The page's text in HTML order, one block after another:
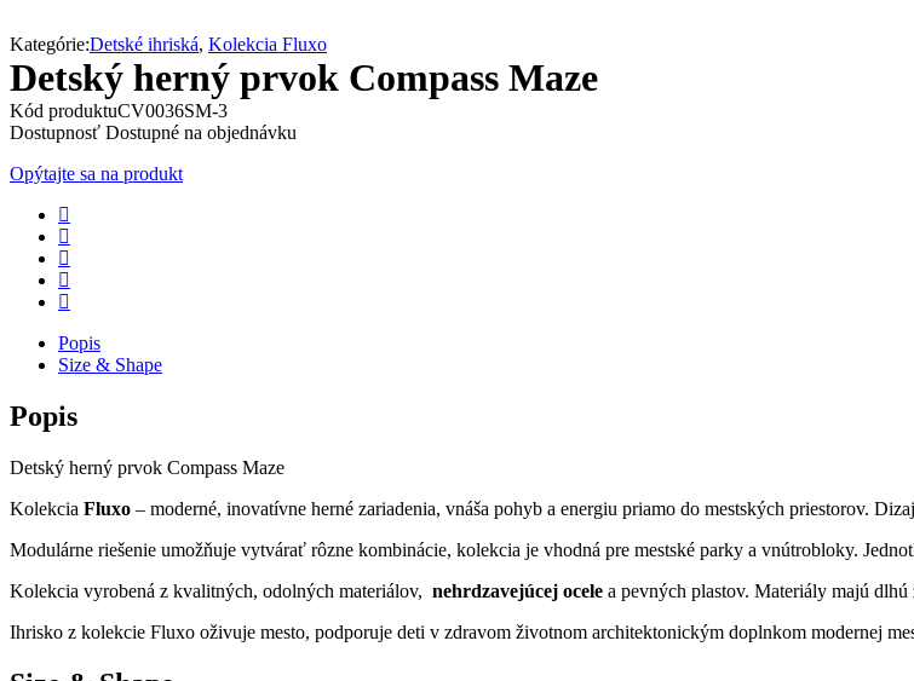
Kategórie:Detské ihriská, Kolekcia Fluxo
Detský herný prvok Compass Maze
Kód produktuCV0036SM-3
Dostupnosť Dostupné na objednávku
Opýtajte sa na produkt
Popis
Size & Shape
Popis
Detský herný prvok Compass Maze
Kolekcia Fluxo – moderné, inovatívne herné zariadenia, vnáša pohyb a energiu priamo do mestských priestorov.
Modulárne riešenie umožňuje vytvárať rôzne kombinácie, kolekcia je vhodná pre mestské parky a vnútrobloky.
Kolekcia vyrobená z kvalitných, odolných materiálov, nehrdzavejúcej ocele a pevných plastov. Materiály majú
Ihrisko z kolekcie Fluxo oživuje mesto, podporuje deti v zdravom životnom architektonickým doplnkom modernej